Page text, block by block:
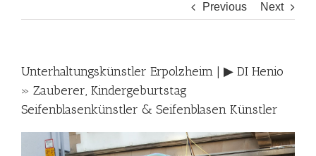
Previous Next
Unterhaltungskünstler Erpolzheim | ▶︎ DI Henio
» Zauberer, Kindergeburtstag
Seifenblasenkünstler & Seifenblasen Künstler